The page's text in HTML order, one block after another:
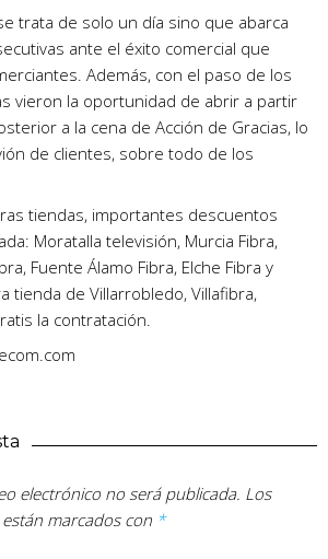
trata de solo un día sino que abarca
ante el éxito comercial que
Además, con el paso de los
vieron la oportunidad de abrir a partir
a la cena de Acción de Gracias, lo
de clientes, sobre todo de los
tiendas, importantes descuentos
Moratalla televisión, Murcia Fibra,
Fuente Álamo Fibra, Elche Fibra y
tienda de Villarrobledo, Villafibra,
la contratación.
electrónico no será publicada. Los
marcados con *